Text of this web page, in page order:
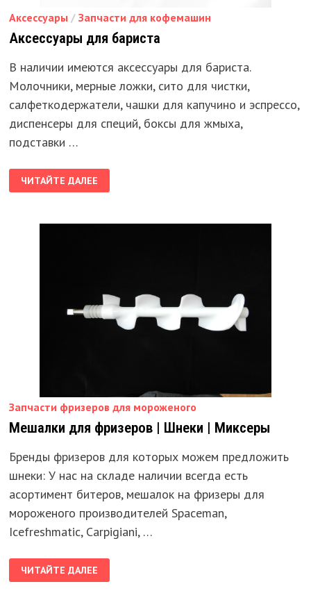
Аксессуары /Запчасти для кофемашин
Аксессуары для бариста
В наличии имеются аксессуары для бариста.
Молочники, мерные ложки, сито для чистки,
салфеткодержатели, чашки для капучино и эспрессо,
диспенсеры для специй, боксы для жмыха,
подставки …
АКСЕССУАРЫ
ДЛЯ
БАРИСТА
ЧИТАЙТЕ ДАЛЕЕ
Запчасти фризеров для мороженого
Мешалки для фризеров | Шнеки | Миксеры
Бренды фризеров для которых можем предложить
шнеки: У нас на складе наличии всегда есть
асортимент битеров, мешалок на фризеры для
мороженого производителей Spaceman,
Icefreshmatic, Carpigiani, …
МЕШАЛКИ
ДЛЯ
ФРИЗЕРОВ
ЧИТАЙТЕ ДАЛЕЕ